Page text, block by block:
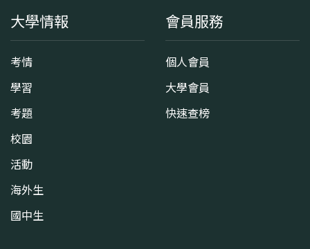
大學情報
考情
學習
考題
校園
活動
海外生
國中生
會員服務
個人會員
大學會員
快速查榜